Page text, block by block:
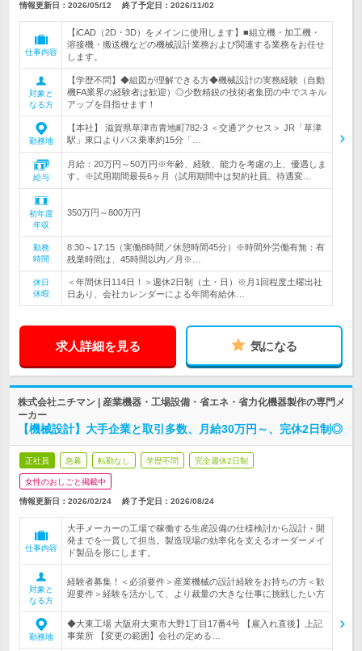
情報更新日：2026/05/12 終了予定日： 2026/11/02
仕事内容
【iCAD（2D・3D）をメインに使用します】■組立機・加工機・
溶接機・搬送機などの機械設計業務および関連する業務をお任せ
します。
対象と
なる方
【学歴不問】◆組図が理解できる方◆機械設計の実務経験（自動
機FA業界の経験者は歓迎）◎少数精鋭の技術者集団の中でスキル
アップを目指せます！
勤務地
【本社】 滋賀県草津市青地町782-3 ＜交通アクセス＞ JR「草津
駅」東口よりバス乗車約15分「…
給与
月給：20万円～50万円※年齢、経験、能力を考慮の上、優遇しま
す。※試用期間最長6ヶ月（試用期間中は契約社員。待遇変…
初年度
年収
350万円～800万円
勤務
時間
8:30～17:15（実働8時間／休憩時間45分）※時間外労働有無：有
残業時間は、45時間以内／月※…
休日
休暇
＜年間休日114日！＞週休2日制（土・日）※月1回程度土曜出社
日あり、会社カレンダーによる年間有給休…
求人詳細を見る 気になる
株式会社ニチマン | 産業機器・工場設備・省エネ・省力化機器製作の専門メ
ーカー
【機械設計】大手企業と取引多数、月給30万円～、完休2日制◎
正社員 急募 転勤なし 学歴不問 完全週休2日制
女性のおしごと掲載中
情報更新日：2026/02/24 終了予定日： 2026/08/24
仕事内容
大手メーカーの工場で稼働する生産設備の仕様検討から設計・開
発までを一貫して担当。製造現場の効率化を支えるオーダーメイ
ド製品を形にします。
対象と
なる方
経験者募集！＜必須要件＞産業機械の設計経験をお持ちの方＜歓
迎要件＞経験を活かして、より裁量の大きな仕事に挑戦したい方
勤務地
◆大東工場 大阪府大東市大野1丁目17番4号 【雇入れ直後】上記
事業所 【変更の範囲】会社の定める…